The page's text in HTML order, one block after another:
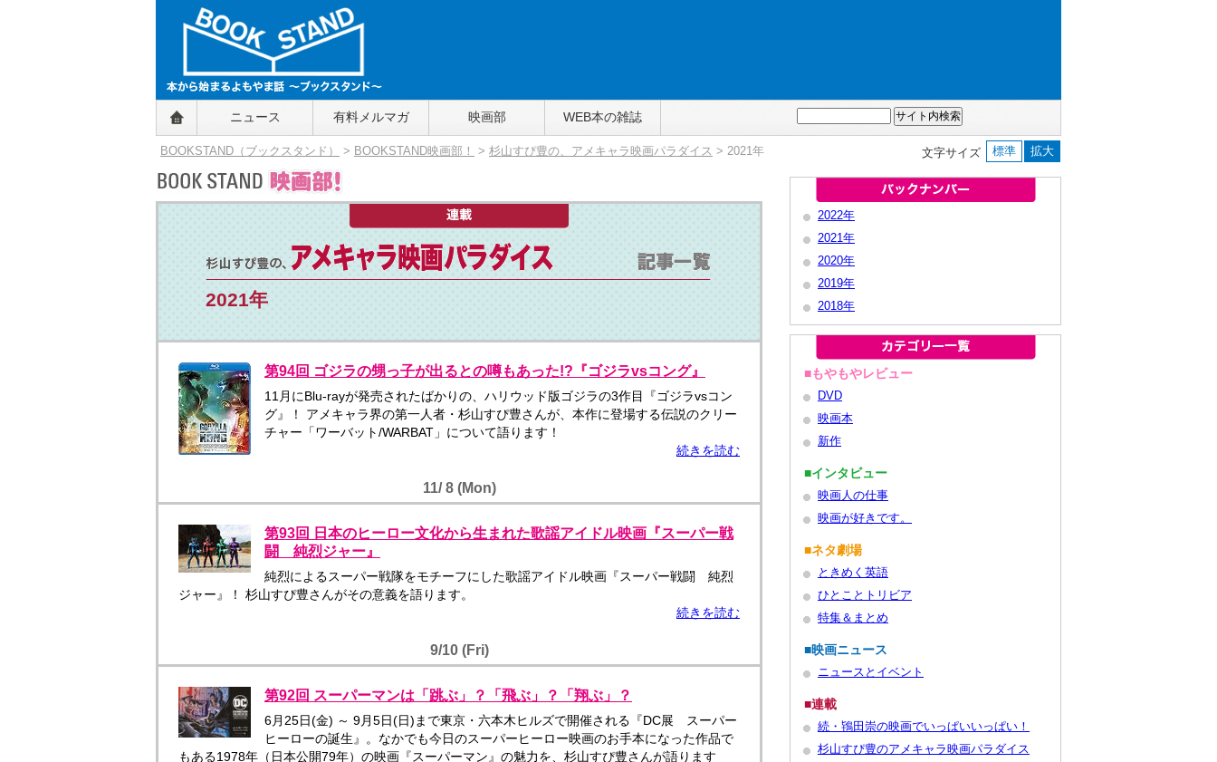
BOOKSTAND（ブックスタンド）
～本から始まるよもやま話～
BOOKSTAND（ブ
ニュース 有料メルマガ 映画部 WEB本の雑誌
文字サイズ 標準 拡大
BOOKSTAND（ブックスタンド） > BOOKSTAND映画部！ > 杉山すぴ豊の、アメキャラ映画パラダイス > 2021年
2021年
第94回 ゴジラの甥っ子が出るとの噂もあった!?『ゴジラvsコング』
11月にBlu-rayが発売されたばかりの、ハリウッド版ゴジラの3作目『ゴジラvsコン
グ』！ アメキャラ界の第一人者・杉山すぴ豊さんが、本作に登場する伝説のクリー
チャー「ワーバット/WARBAT」について語ります！
続きを読む
11/ 8 (Mon)
第93回 日本のヒーロー文化から生まれた歌謡アイドル映画『スーパー戦
闘 純烈ジャー』
純烈によるスーパー戦隊をモチーフにした歌謡アイドル映画『スーパー戦闘 純烈
ジャー』！ 杉山すぴ豊さんがその意義を語ります。
続きを読む
9/10 (Fri)
第92回 スーパーマンは「跳ぶ」？「飛ぶ」？「翔ぶ」？
6月25日(金) ～ 9月5日(日)まで東京・六本木ヒルズで開催される『DC展 スーパー
ヒーローの誕生』。なかでも今日のスーパーヒーロー映画のお手本になった作品で
もある1978年（日本公開79年）の映画『スーパーマン』の魅力を、杉山すぴ豊さんが語ります
2022年
2021年
2020年
2019年
2018年
■もやもやレビュー
DVD
映画本
新作
■インタビュー
映画人の仕事
映画が好きです。
■ネタ劇場
ときめく英語
ひとことトリビア
特集＆まとめ
■映画ニュース
ニュースとイベント
■連載
続・鴇田崇の映画でいっぱいいっぱい！
杉山すぴ豊のアメキャラ映画パラダイス